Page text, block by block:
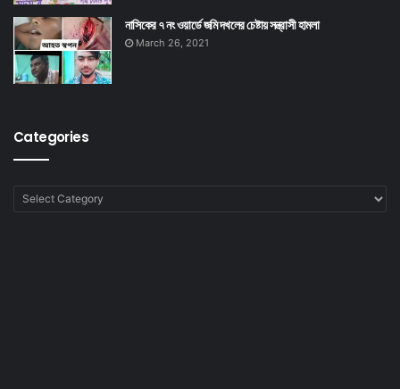
নাসিকের ৭ নং ওয়ার্ডে জমি দখলের চেষ্টায় সন্ত্রাসী হামলা
March 26, 2021
Categories
Categories